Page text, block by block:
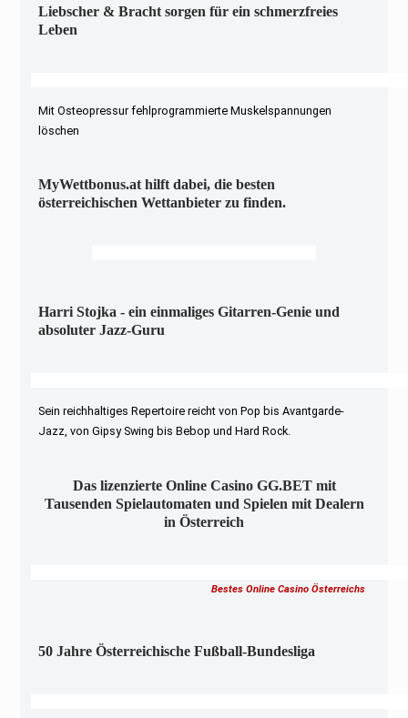
Liebscher & Bracht sorgen für ein schmerzfreies
Leben
Mit Osteopressur fehlprogrammierte Muskelspannungen
löschen
MyWettbonus.at hilft dabei, die besten
österreichischen Wettanbieter zu finden.
Harri Stojka - ein einmaliges Gitarren-Genie und
absoluter Jazz-Guru
Sein reichhaltiges Repertoire reicht von Pop bis Avantgarde-
Jazz, von Gipsy Swing bis Bebop und Hard Rock.
Das lizenzierte Online Casino GG.BET mit
Tausenden Spielautomaten und Spielen mit Dealern
in Österreich
Bestes Online Casino Österreichs
50 Jahre Österreichische Fußball-Bundesliga